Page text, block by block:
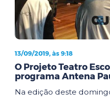
13/09/2019, às 9:18
O Projeto Teatro
programa Antena
Na edição deste